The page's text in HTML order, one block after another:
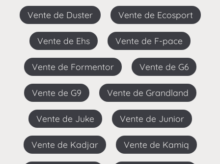
Vente de Duster Vente de Ecosport
Vente de Ehs Vente de F-pace
Vente de Formentor Vente de G6
Vente de G9 Vente de Grandland
Vente de Juke Vente de Junior
Vente de Kadjar Vente de Kamiq